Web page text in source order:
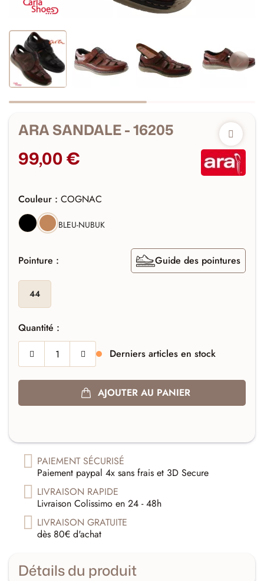
ARA SANDALE - 16205
99,00 €
Couleur : COGNAC
NOIRCOGNAC
BLEU-NUBUK
Pointure : Guide des pointures
44
Quantité :
Derniers articles en stock
AJOUTER AU PANIER
PAIEMENT SÉCURISÉ
Paiement paypal 4x sans frais et 3D Secure
LIVRAISON RAPIDE
Livraison Colissimo en 24 - 48h
LIVRAISON GRATUITE
dès 80€ d'achat
Détails du produit